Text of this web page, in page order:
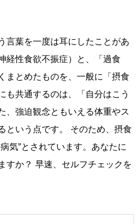
言葉を一度は耳にしたことがあ
経性食欲不振症）と、「過食
まとめたものを、一般に「摂食
も共通するのは、「自分はこう
、強迫観念ともいえる体重やス
という点です。 そのため、摂食
気”とされています。あなたに
すか？ 早速、セルフチェックを